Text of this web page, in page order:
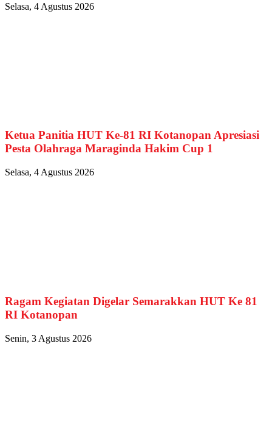
Selasa, 4 Agustus 2026
Ketua Panitia HUT Ke-81 RI Kotanopan Apresiasi
Pesta Olahraga Maraginda Hakim Cup 1
Selasa, 4 Agustus 2026
Ragam Kegiatan Digelar Semarakkan HUT Ke 81
RI Kotanopan
Senin, 3 Agustus 2026